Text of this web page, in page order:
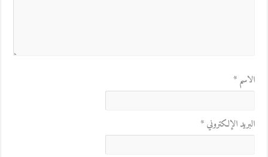
الاسم*
البريد الإلكتروني*